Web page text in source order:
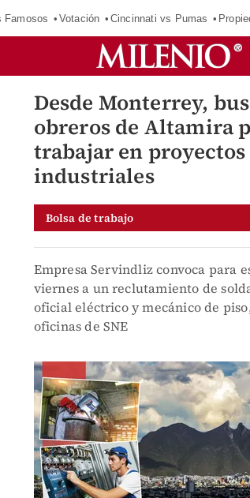
Famosos Votación Cincinnati vs Pumas
Desde Monterrey,
obreros de Altamira
trabajar en proyectos
industriales
Bolsa de trabajo
Empresa Servindliz convoca para
viernes a un reclutamiento de
oficial eléctrico y mecánico de
oficinas de SNE